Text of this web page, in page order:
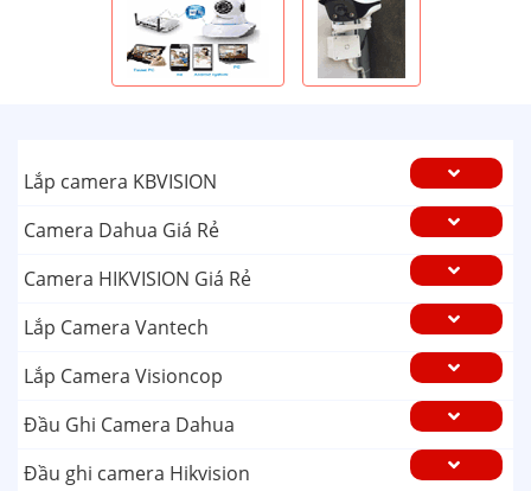
Lắp camera KBVISION
Camera Dahua Giá Rẻ
Camera HIKVISION Giá Rẻ
Lắp Camera Vantech
Lắp Camera Visioncop
Đầu Ghi Camera Dahua
Đầu ghi camera Hikvision